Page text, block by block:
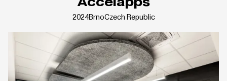
2024BrnoCzech Republic